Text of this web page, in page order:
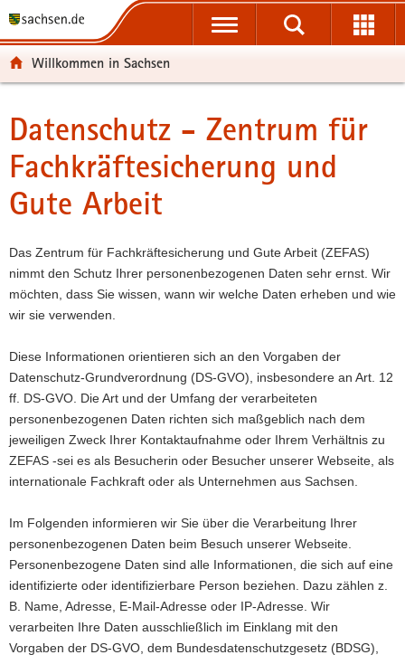
t
ü
b
r
g
e
i
f
e
d
e
N
a
v
i
g
t
i
o
n
t
n
a
i
g
t
i
o
n
p
n
h
l
t
t
-
B
r
e
c
h
Willkommen in Sachsen
Hauptinhalt
Datenschutz - Zentrum für
Fachkräftesicherung und
Gute Arbeit
Das Zentrum für Fachkräftesicherung und Gute Arbeit (ZEFAS)
nimmt den Schutz Ihrer personenbezogenen Daten sehr ernst. Wir
möchten, dass Sie wissen, wann wir welche Daten erheben und wie
wir sie verwenden.
Diese Informationen orientieren sich an den Vorgaben der
Datenschutz-Grundverordnung (DS-GVO), insbesondere an Art. 12
ff. DS-GVO. Die Art und der Umfang der verarbeiteten
personenbezogenen Daten richten sich maßgeblich nach dem
jeweiligen Zweck Ihrer Kontaktaufnahme oder Ihrem Verhältnis zu
ZEFAS -sei es als Besucherin oder Besucher unserer Webseite, als
internationale Fachkraft oder als Unternehmen aus Sachsen.
Im Folgenden informieren wir Sie über die Verarbeitung Ihrer
personenbezogenen Daten beim Besuch unserer Webseite.
Personenbezogene Daten sind alle Informationen, die sich auf eine
identifizierte oder identifizierbare Person beziehen. Dazu zählen z.
B. Name, Adresse, E-Mail-Adresse oder IP-Adresse. Wir
verarbeiten Ihre Daten ausschließlich im Einklang mit den
Vorgaben der DS-GVO, dem Bundesdatenschutzgesetz (BDSG),